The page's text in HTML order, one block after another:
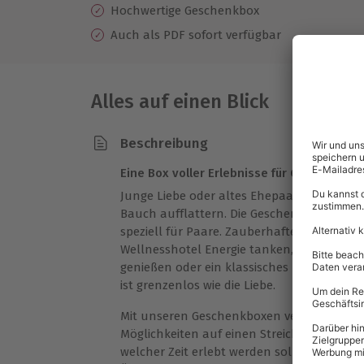
Hochwertige Geschenkbox
Auch als PDF sofort verfügbar
Alles auf einen Blick
Beschreibung
Eine Box voller Erlebnisse für
Junge Liebe oder altes Ehepaar?
Bauch aufflattern. Die Geschenkbox
speziell für Paare. Zauberhafte Momente
Wellnesshotel Energie tanken, ein
genießen oder ein klassisches Partner
ist grenzenlos wie die Liebe.
Mit unseren Geschenkboxen verschenkst
Möglichkeiten auf einen Streich. Welches
welcher Zeit erlebt werden soll,